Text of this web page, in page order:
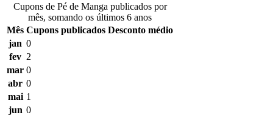
Cupons de Pé de Manga publicados por
mês, somando os últimos 6 anos
Mês Cupons publicados Desconto médio
jan 0
fev 2
mar 0
abr 0
mai 1
jun 0